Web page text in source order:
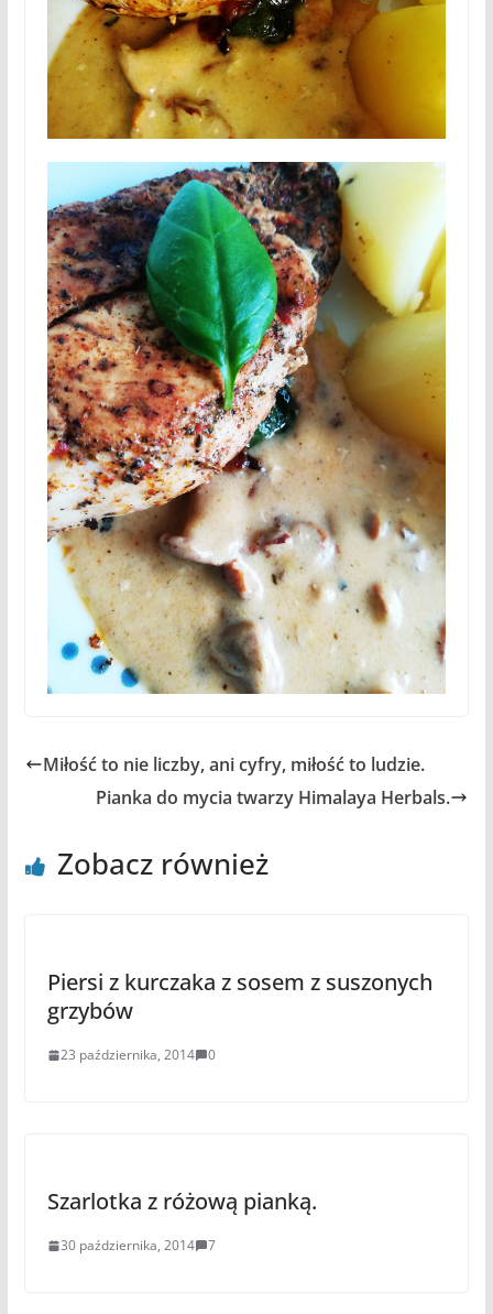
Miłość to nie liczby, ani cyfry, miłość to ludzie.
Pianka do mycia twarzy Himalaya Herbals.
Zobacz również
Piersi z kurczaka z sosem z suszonych
grzybów
23 października, 2014 0
Szarlotka z różową pianką.
30 października, 2014 7